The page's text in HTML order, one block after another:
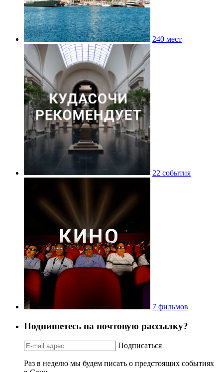
240 мест
22 события
7 фильмов
Подпишетесь на почтовую рассылку?
Подписаться
Раз в неделю мы будем писать о предстоящих событиях